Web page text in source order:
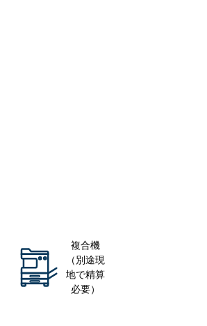
複合機
（別途現
地で精算
必要）